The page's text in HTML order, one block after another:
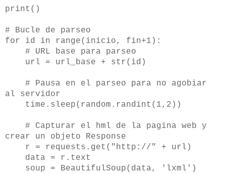
print()
# Bucle de parseo
for id in range(inicio, fin+1):
# URL base para parseo
url = url_base + str(id)
# Pausa en el parseo para no agobiar
al servidor
time.sleep(random.randint(1,2))
# Capturar el hml de la pagina web y
crear un objeto Response
r = requests.get("http://" + url)
data = r.text
soup = BeautifulSoup(data, 'lxml')